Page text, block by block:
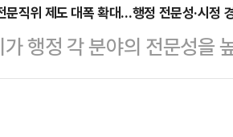
에 걸쳐 진행된다.현장 방
맡는다.이들은 참여자의
해 재취업 방향을…
학의 지속가능발전교육
민의 의견을 정책에 반영하
념을 쉽게 이해하고 정책 과
문직위 제도 대폭 확대…행정 전문성·시정
행정 각 분야의 전문성을
전문직위 제도를 대폭 확대